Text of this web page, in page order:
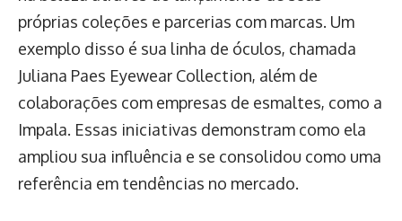
próprias coleções e parcerias com marcas. Um
exemplo disso é sua linha de óculos, chamada
Juliana Paes Eyewear Collection, além de
colaborações com empresas de esmaltes, como a
Impala. Essas iniciativas demonstram como ela
ampliou sua influência e se consolidou como uma
referência em tendências no mercado.